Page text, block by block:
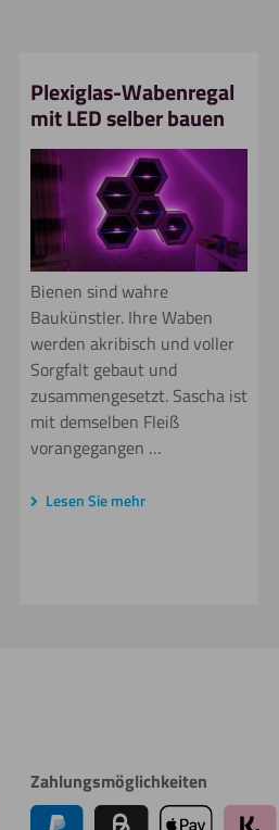
Plexiglas-Wabenregal
mit LED selber bauen
Bienen sind wahre
Baukünstler. Ihre Waben
werden akribisch und voller
Sorgfalt gebaut und
zusammengesetzt. Sascha ist
mit demselben Fleiß
vorangegangen …
Lesen Sie mehr
Zahlungsmöglichkeiten